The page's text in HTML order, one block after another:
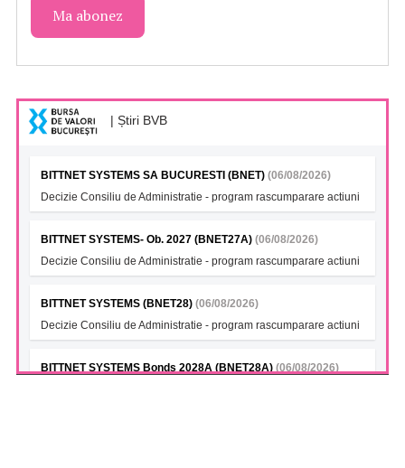
| Știri BVB
BITTNET SYSTEMS SA BUCURESTI (BNET) (06/08/2026)
Decizie Consiliu de Administratie - program rascumparare actiuni
BITTNET SYSTEMS- Ob. 2027 (BNET27A) (06/08/2026)
Decizie Consiliu de Administratie - program rascumparare actiuni
BITTNET SYSTEMS (BNET28) (06/08/2026)
Decizie Consiliu de Administratie - program rascumparare actiuni
BITTNET SYSTEMS Bonds 2028A (BNET28A) (06/08/2026)